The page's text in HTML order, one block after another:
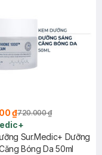
₫720.000 ₫
Sur.Medic+ Dưỡng
Bóng Da 50ml